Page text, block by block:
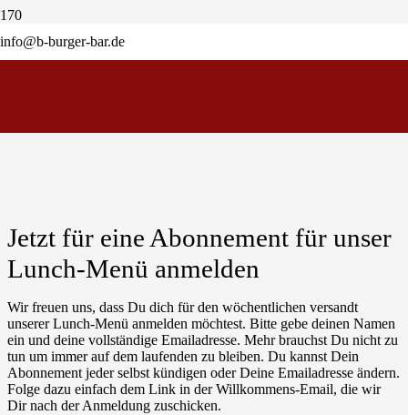
info@b-burger-bar.de
Wie könnte es besser laufen!? Lass Dir jede Woche das B-Burger-
Bar Lunch-Menu per Email schicken! Sei Du derjenige, der im
Jetzt für eine Abonnement für unser
Lunch-Menü anmelden
Wir freuen uns, dass Du dich für den wöchentlichen versandt
unserer Lunch-Menü anmelden möchtest. Bitte gebe deinen Namen
ein und deine vollständige Emailadresse. Mehr brauchst Du nicht zu
tun um immer auf dem laufenden zu bleiben. Du kannst Dein
Abonnement jeder selbst kündigen oder Deine Emailadresse ändern.
Folge dazu einfach dem Link in der Willkommens-Email, die wir
Dir nach der Anmeldung zuschicken.